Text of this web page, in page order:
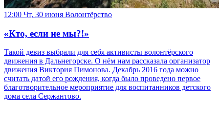
12:00 Чт, 30 июня Волонтёрство
«Кто, если не мы?!»
Такой девиз выбрали для себя активисты волонтёрского
движения в Дальнегорске. О нём нам рассказала организатор
движения Виктория Пимонова. Декабрь 2016 года можно
считать датой его рождения, когда было проведено первое
благотворительное мероприятие для воспитанников детского
дома села Сержантово.